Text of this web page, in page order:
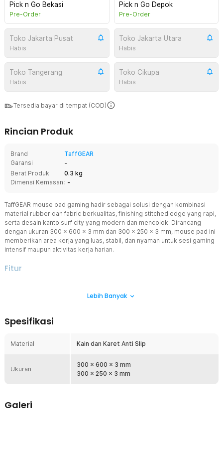
Pick n Go Bekasi
Pre-Order
Pick n Go Depok
Pre-Order
Toko Jakarta Pusat
Habis
Toko Jakarta Utara
Habis
Toko Tangerang
Habis
Toko Cikupa
Habis
Tersedia bayar di tempat (COD)
Rincian Produk
Brand
TaffGEAR
Garansi
-
Berat Produk
0.3 kg
Dimensi Kemasan : -
TaffGEAR mouse pad gaming hadir sebagai solusi dengan kombinasi
material rubber dan fabric berkualitas, finishing stitched edge yang rapi,
serta desain kanto surf city yang modern dan mencolok. Dirancang
dengan ukuran 300 x 600 x 3 mm dan 300 x 250 x 3 mm, mouse pad ini
memberikan area kerja yang luas, stabil, dan nyaman untuk sesi gaming
intensif maupun aktivitas kerja harian.
Fitur
Mouse pad ini dirancang untuk memenuhi kebutuhan gamer yang
dengan lebih stabil dan presisi. Hal ini membuatnya sangat cocok
maupun game strategi.
Menampilkan ilustrasi ombak khas seni Jepang yang ikonik dengan
detail artistik dan kontras warna hitam-putih yang elegan. Desain ini
mempercantik dekorasi meja kerja.
Lebih Banyak
Spesifikasi
Material Kain dan Karet Anti Slip
Ukuran
300 x 600 x 3 mm
300 x 250 x 3 mm
Galeri